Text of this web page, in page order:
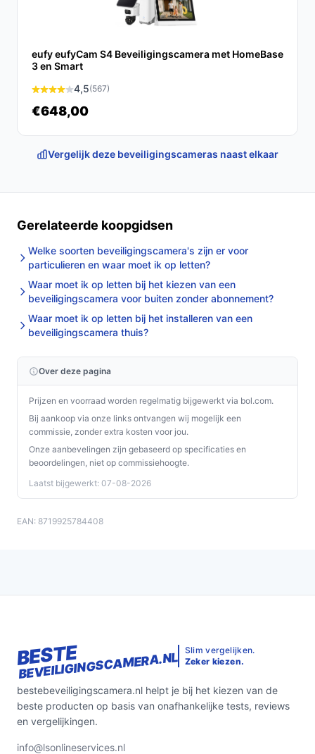
eufy eufyCam S4 Beveiligingscamera met HomeBase
3 en Smart
4,5(567)
€648,00
Vergelijk deze beveiligingscameras naast elkaar
Gerelateerde koopgidsen
Welke soorten beveiligingscamera's zijn er voor
particulieren en waar moet ik op letten?
Waar moet ik op letten bij het kiezen van een
beveiligingscamera voor buiten zonder abonnement?
Waar moet ik op letten bij het installeren van een
beveiligingscamera thuis?
Over deze pagina
Prijzen en voorraad worden regelmatig bijgewerkt via bol.com.
Bij aankoop via onze links ontvangen wij mogelijk een
commissie, zonder extra kosten voor jou.
Onze aanbevelingen zijn gebaseerd op specificaties en
beoordelingen, niet op commissiehoogte.
Laatst bijgewerkt: 07-08-2026
EAN: 8719925784408
BESTE
BEVEILIGINGSCAMERA.NL Slim vergelijken.
Zeker kiezen.
bestebeveiligingscamera.nl helpt je bij het kiezen van de
beste producten op basis van onafhankelijke tests, reviews
en vergelijkingen.
info@lsonlineservices.nl